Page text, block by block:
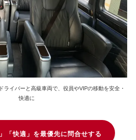
ライバーと高級車両で、役員やVIPの移動を安全・
快適に
「快適」を最優先に問合せする